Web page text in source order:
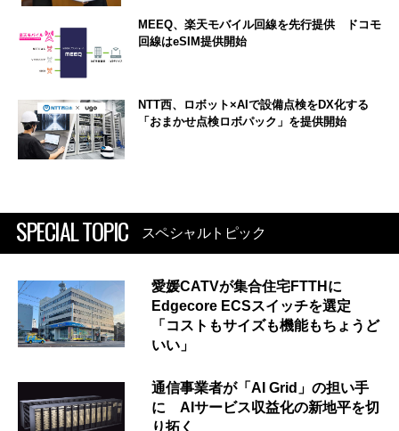
MEEQ、楽天モバイル回線を先行提供 ドコモ
回線はeSIM提供開始
NTT西、ロボット×AIで設備点検をDX化する
「おまかせ点検ロボパック」を提供開始
SPECIAL TOPIC スペシャルトピック
愛媛CATVが集合住宅FTTHに
Edgecore ECSスイッチを選定
「コストもサイズも機能もちょうど
いい」
通信事業者が「AI Grid」の担い手
に AIサービス収益化の新地平を切
り拓く